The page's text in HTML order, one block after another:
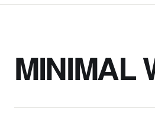
MINIMAL